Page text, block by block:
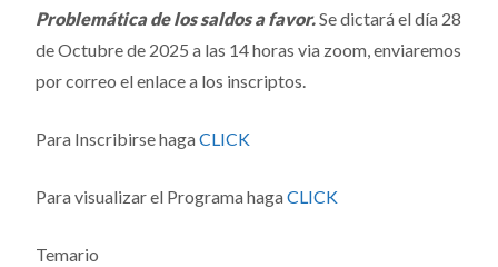
Problemática de los saldos a favor.Sedictará el día 28
de Octubre de 2025 a las 14 horas via zoom, enviaremos
por correo el enlace a los inscriptos.
Para Inscribirse hagaCLICK
Para visualizar el Programa hagaCLICK
Temario